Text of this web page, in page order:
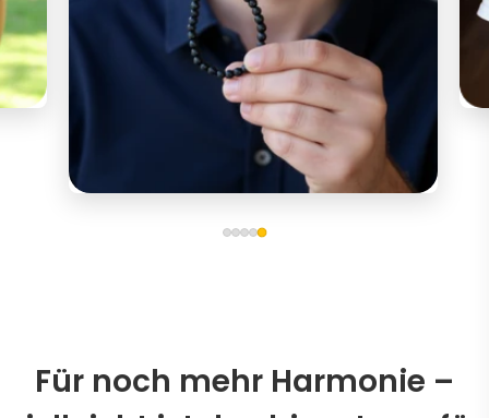
Für noch mehr Harmonie –